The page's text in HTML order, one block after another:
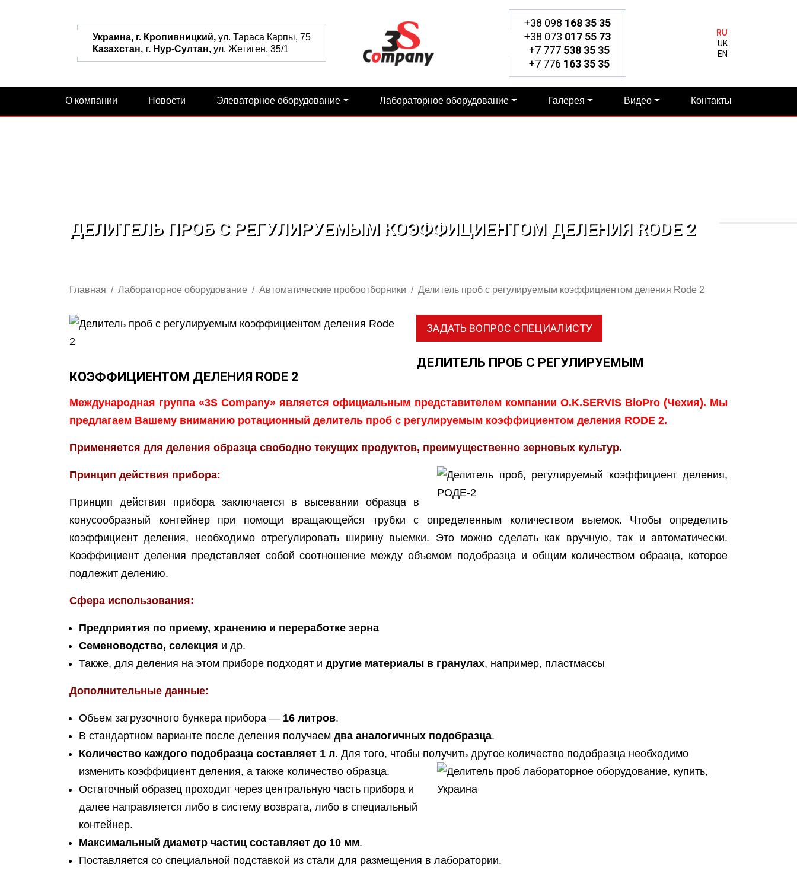
Украина, г. Кропивницкий,ул. Тараса Карпы, 75
Казахстан, г. Нур-Султан,ул. Жетиген, 35/1
+38 098 168 35 35
+38 073 017 55 73
+7 777 538 35 35
+7 776 163 35 35
RU
UK
EN
О компании Новости Элеваторное оборудование Лабораторное оборудование Галерея Видео Контакты
ДЕЛИТЕЛЬ ПРОБ С РЕГУЛИРУЕМЫМ КОЭФФИЦИЕНТОМ ДЕЛЕНИЯ RODE 2
Главная Лабораторное оборудование Автоматические пробоотборники Делитель проб с регулируемым коэффициентом деления Rode 2
ЗАДАТЬ ВОПРОС СПЕЦИАЛИСТУ
ДЕЛИТЕЛЬ ПРОБ С РЕГУЛИРУЕМЫМ
КОЭФФИЦИЕНТОМ ДЕЛЕНИЯ RODE 2
Международная группа «3S Company» является официальным представителем компании O.K.SERVIS BioPro (Чехия). Мы
предлагаем Вашему вниманию ротационный делитель проб с регулируемым коэффициентом деления RODE 2.
Применяется для деления образца свободно текущих продуктов, преимущественно зерновых культур.
Принцип действия прибора:
Принцип действия прибора заключается в высевании образца в
конусообразный контейнер при помощи вращающейся трубки с определенным количеством выемок. Чтобы определить
коэффициент деления, необходимо отрегулировать ширину выемки. Это можно сделать как вручную, так и автоматически.
Коэффициент деления представляет собой соотношение между объемом подобразца и общим количеством образца, которое
подлежит делению.
Сфера использования:
Предприятия по приему, хранению и переработке зерна
Семеноводство, селекция и др.
Также, для деления на этом приборе подходят и другие материалы в гранулах, например, пластмассы
Дополнительные данные:
Объем загрузочного бункера прибора — 16 литров.
В стандартном варианте после деления получаем два аналогичных подобразца.
Количество каждого подобразца составляет 1 л. Для того, чтобы получить другое количество подобразца необходимо
изменить коэффициент деления, а также количество образца.
Остаточный образец проходит через центральную часть прибора и
далее направляется либо в систему возврата, либо в специальный
контейнер.
Максимальный диаметр частиц составляет до 10 мм.
Поставляется со специальной подставкой из стали для размещения в лаборатории.